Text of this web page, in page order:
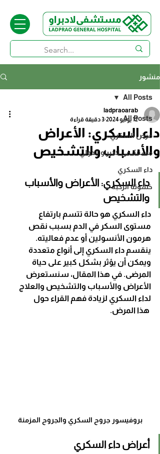
منشور
All Posts
مرض السكري
مستشفى لادبراو الدولي
داء السكري
خشونة الركبة
All Posts
داء السكري: الأعراض
والأسباب والتشخيص
ladpraoarab
12 يونيو 2024
3 دقيقة قراءة
داء السكري: الأعراض والأسباب
والتشخيص
داء السكري هو حالة تتسم بارتفاع
مستوى السكر في الدم بسبب نقص
هرمون الأنسولين أو عدم فعاليته.
ينقسم داء السكري إلى أنواع متعددة
ويمكن أن يؤثر بشكل كبير على حياة
المرضى. في هذا المقال، سنستعرض
الأعراض والأسباب والتشخيص والعلاج
لداء السكري لزيادة فهم القراء حول
بروفيسور جروح السكري والجروح المزمنة
أعراض داء السكري